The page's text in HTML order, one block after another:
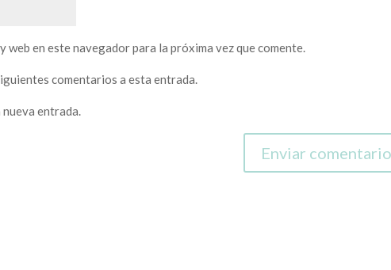
en este navegador para la próxima vez que comente.
comentarios a esta entrada.
entrada.